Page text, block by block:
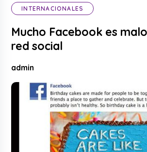
INTERNACIONALES
Mucho Facebook es
red social
admin